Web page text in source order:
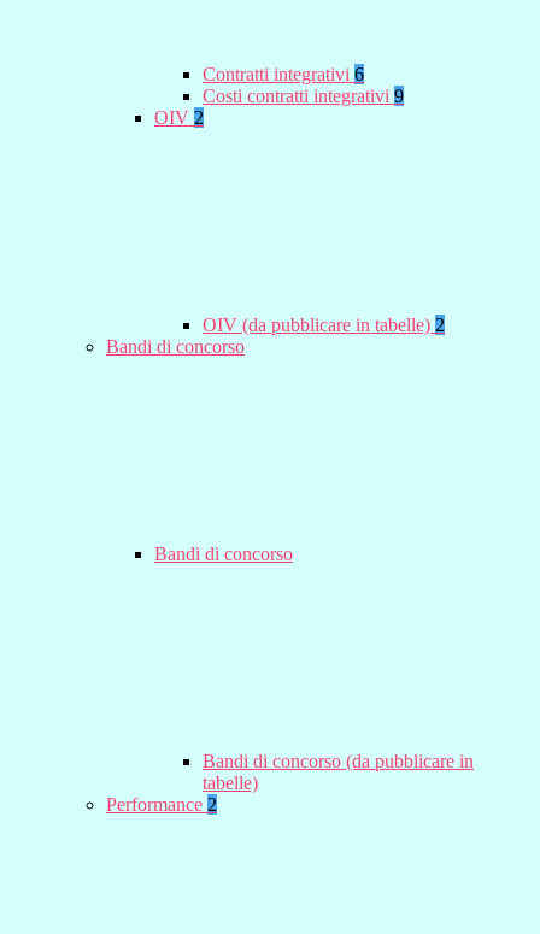
Contratti integrativi 6
Costi contratti integrativi 9
OIV 2
OIV (da pubblicare in tabelle) 2
Bandi di concorso
Bandi di concorso
Bandi di concorso (da pubblicare in
tabelle)
Performance 2